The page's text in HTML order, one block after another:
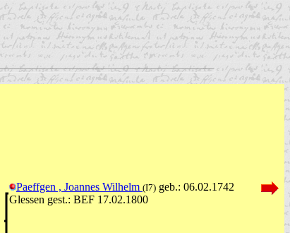
Paeffgen , Joannes Wilhelm (I7) geb.: 06.02.1742
Glessen gest.: BEF 17.02.1800